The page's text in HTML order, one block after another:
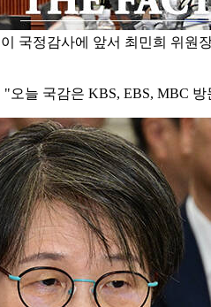
국정감사에 앞서 최민희 위원
오늘 국감은 KBS, EBS, MBC